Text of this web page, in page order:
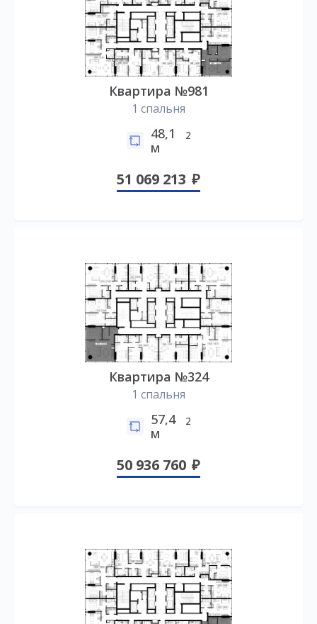
Квартира №981
1 спальня
48,1
м
2
51 069 213
Квартира №324
1 спальня
57,4
м
2
50 936 760